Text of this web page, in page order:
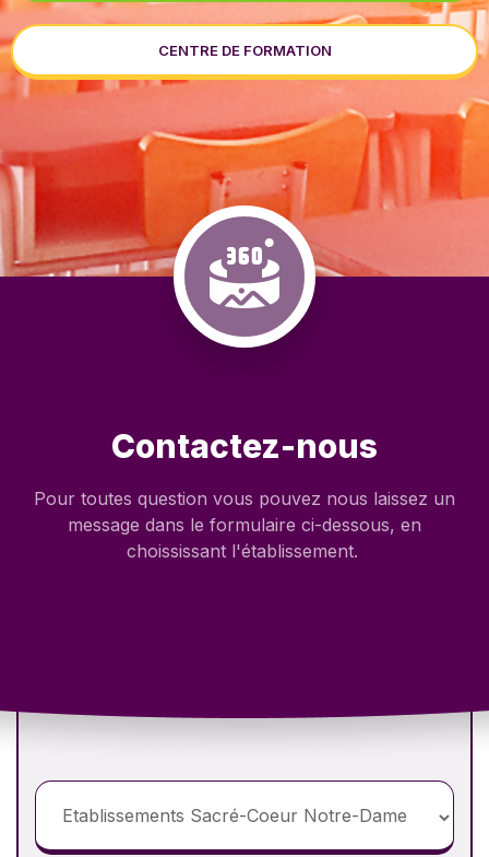
CENTRE DE FORMATION
Contactez-nous
Pour toutes question vous pouvez nous laissez un
message dans le formulaire ci-dessous, en
choississant l'établissement.